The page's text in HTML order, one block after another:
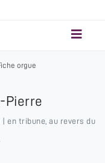
orgue
Pierre
| en tribune, au revers du